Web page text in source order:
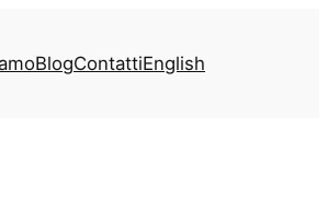
BlogContattiEnglish